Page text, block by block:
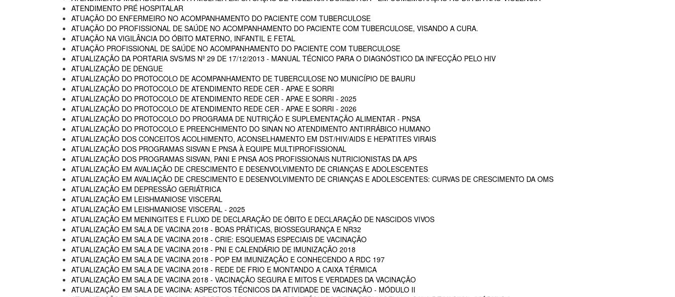
ATENDIMENTO PRÉ HOSPITALAR
ATUAÇÃO DO ENFERMEIRO NO ACOMPANHAMENTO DO PACIENTE COM TUBERCULOSE
ATUAÇÃO DO PROFISSIONAL DE SAÚDE NO ACOMPANHAMENTO DO PACIENTE COM TUBERCULOSE, VISANDO A CURA.
ATUAÇÃO NA VIGILÂNCIA DO ÓBITO MATERNO, INFANTIL E FETAL
ATUAÇÃO PROFISSIONAL DE SAÚDE NO ACOMPANHAMENTO DO PACIENTE COM TUBERCULOSE
ATUALIZAÇÃO DA PORTARIA SVS/MS Nº 29 DE 17/12/2013 - MANUAL TÉCNICO PARA O DIAGNÓSTICO DA INFECÇÃO PELO HIV
ATUALIZAÇÃO DE DENGUE
ATUALIZAÇÃO DO PROTOCOLO DE ACOMPANHAMENTO DE TUBERCULOSE NO MUNICÍPIO DE BAURU
ATUALIZAÇÃO DO PROTOCOLO DE ATENDIMENTO REDE CER - APAE E SORRI
ATUALIZAÇÃO DO PROTOCOLO DE ATENDIMENTO REDE CER - APAE E SORRI - 2025
ATUALIZAÇÃO DO PROTOCOLO DE ATENDIMENTO REDE CER - APAE E SORRI - 2026
ATUALIZAÇÃO DO PROTOCOLO DO PROGRAMA DE NUTRIÇÃO E SUPLEMENTAÇÃO ALIMENTAR - PNSA
ATUALIZAÇÃO DO PROTOCOLO E PREENCHIMENTO DO SINAN NO ATENDIMENTO ANTIRRÁBICO HUMANO
ATUALIZAÇÃO DOS CONCEITOS ACOLHIMENTO, ACONSELHAMENTO EM DST/HIV/AIDS E HEPATITES VIRAIS
ATUALIZAÇÃO DOS PROGRAMAS SISVAN E PNSA À EQUIPE MULTIPROFISSIONAL
ATUALIZAÇÃO DOS PROGRAMAS SISVAN, PANI E PNSA AOS PROFISSIONAIS NUTRICIONISTAS DA APS
ATUALIZAÇÃO EM AVALIAÇÃO DE CRESCIMENTO E DESENVOLVIMENTO DE CRIANÇAS E ADOLESCENTES
ATUALIZAÇÃO EM AVALIAÇÃO DE CRESCIMENTO E DESENVOLVIMENTO DE CRIANÇAS E ADOLESCENTES: CURVAS DE CRESCIMENTO DA OMS
ATUALIZAÇÃO EM DEPRESSÃO GERIÁTRICA
ATUALIZAÇÃO EM LEISHMANIOSE VISCERAL
ATUALIZAÇÃO EM LEISHMANIOSE VISCERAL - 2025
ATUALIZAÇÃO EM MENINGITES E FLUXO DE DECLARAÇÃO DE ÓBITO E DECLARAÇÃO DE NASCIDOS VIVOS
ATUALIZAÇÃO EM SALA DE VACINA 2018 - BOAS PRÁTICAS, BIOSSEGURANÇA E NR32
ATUALIZAÇÃO EM SALA DE VACINA 2018 - CRIE: ESQUEMAS ESPECIAIS DE VACINAÇÃO
ATUALIZAÇÃO EM SALA DE VACINA 2018 - PNI E CALENDÁRIO DE IMUNIZAÇÃO 2018
ATUALIZAÇÃO EM SALA DE VACINA 2018 - POP EM IMUNIZAÇÃO E CONHECENDO A RDC 197
ATUALIZAÇÃO EM SALA DE VACINA 2018 - REDE DE FRIO E MONTANDO A CAIXA TÉRMICA
ATUALIZAÇÃO EM SALA DE VACINA 2018 - VACINAÇÃO SEGURA E MITOS E VERDADES DA VACINAÇÃO
ATUALIZAÇÃO EM SALA DE VACINA: ASPECTOS TÉCNICOS DA ATIVIDADE DE VACINAÇÃO - MÓDULO II